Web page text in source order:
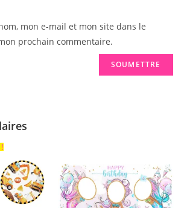
mon e-mail et mon site dans le
prochain commentaire.